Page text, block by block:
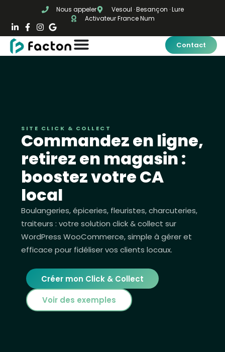
Nous appeler
Vesoul · Besançon · Lure
Activateur France Num
Contact
SITE CLICK & COLLECT
Commandez en ligne,
retirez en magasin :
boostez votre CA
local
Boulangeries, épiceries, fleuristes, charcuteries,
traiteurs : votre solution click & collect sur
WordPress WooCommerce, simple à gérer et
efficace pour fidéliser vos clients locaux.
Créer mon Click & Collect
Voir des exemples